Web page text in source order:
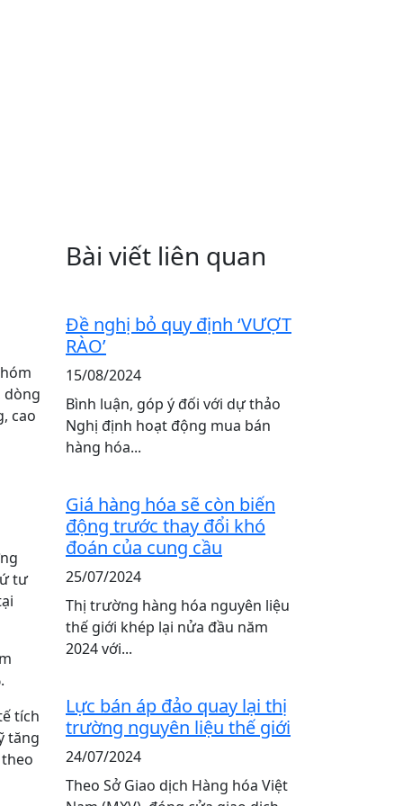
dòng
cao
tư
tích
tăng
Bài viết liên quan
Đề nghị bỏ quy định ‘VƯỢT
RÀO’
15/08/2024
Bình luận, góp ý đối với dự thảo
Nghị định hoạt động mua bán
hàng hóa...
Giá hàng hóa sẽ còn biến
động trước thay đổi khó
đoán của cung cầu
25/07/2024
Thị trường hàng hóa nguyên liệu
thế giới khép lại nửa đầu năm
2024 với...
Lực bán áp đảo quay lại thị
trường nguyên liệu thế giới
24/07/2024
Theo Sở Giao dịch Hàng hóa Việt